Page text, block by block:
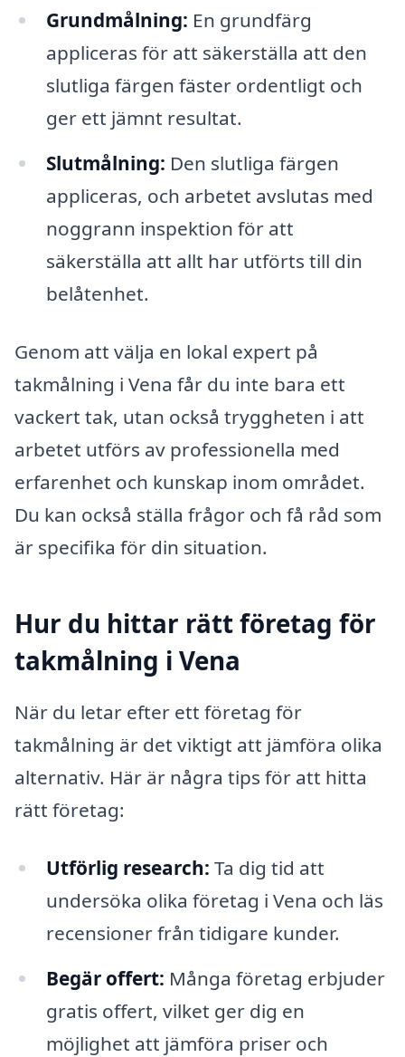
Grundmålning: En grundfärg
appliceras för att säkerställa att den
slutliga färgen fäster ordentligt och
ger ett jämnt resultat.
Slutmålning: Den slutliga färgen
appliceras, och arbetet avslutas med
noggrann inspektion för att
säkerställa att allt har utförts till din
belåtenhet.
Genom att välja en lokal expert på
takmålning i Vena får du inte bara ett
vackert tak, utan också tryggheten i att
arbetet utförs av professionella med
erfarenhet och kunskap inom området.
Du kan också ställa frågor och få råd som
är specifika för din situation.
Hur du hittar rätt företag för
takmålning i Vena
När du letar efter ett företag för
takmålning är det viktigt att jämföra olika
alternativ. Här är några tips för att hitta
rätt företag:
Utförlig research: Ta dig tid att
undersöka olika företag i Vena och läs
recensioner från tidigare kunder.
Begär offert: Många företag erbjuder
gratis offert, vilket ger dig en
möjlighet att jämföra priser och